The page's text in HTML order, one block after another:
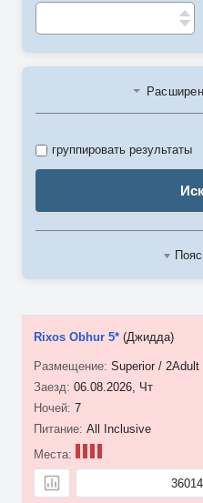
группировать результаты
06.08.2026, Чт
7
Rixos Obhur 5* (Джидда)
Superior / 2Adult
All Inclusive